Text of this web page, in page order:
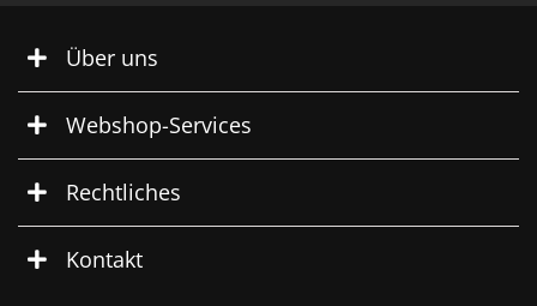
Über uns
Webshop-Services
Rechtliches
Kontakt